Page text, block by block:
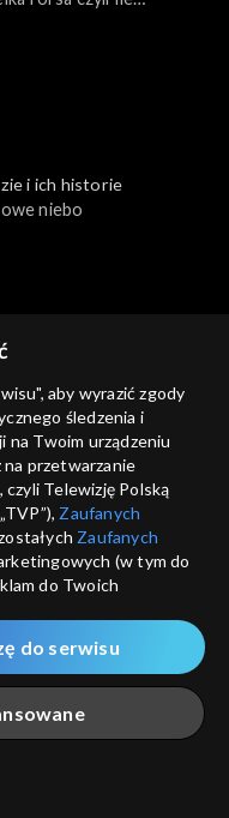
i ich historie
niebo
i ich historie
willi „Bolko”
aby wyrazić zgody
śledzenia i
na Twoim urządzeniu
przetwarzanie
Telewizję Polską
Zaufanych
Zaufanych
(w tym do
do Twoich
na udostępnianie
odwiedzania przez
zwanych dalej
za pomocą
do serwisu